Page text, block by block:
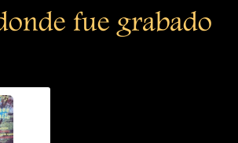
fue grabado